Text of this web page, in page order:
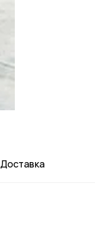
Доставка